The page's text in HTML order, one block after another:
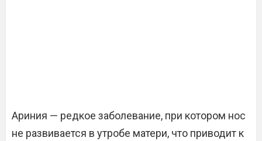
Ариния — редкое заболевание, при котором нос
не развивается в утробе матери, что приводит к